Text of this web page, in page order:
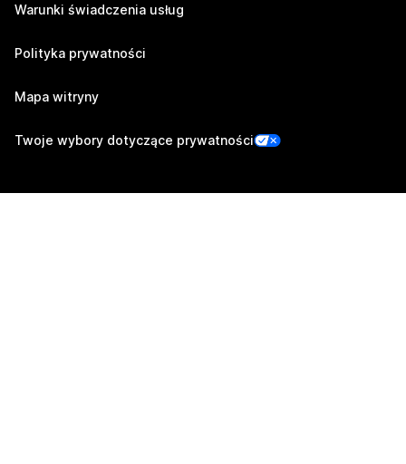
Warunki świadczenia usług
Polityka prywatności
Mapa witryny
Twoje wybory dotyczące prywatności